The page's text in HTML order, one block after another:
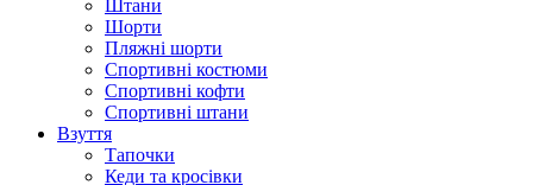
Штани
Шорти
Пляжні шорти
Спортивні костюми
Спортивні кофти
Спортивні штани
Взуття
Тапочки
Кеди та кросівки